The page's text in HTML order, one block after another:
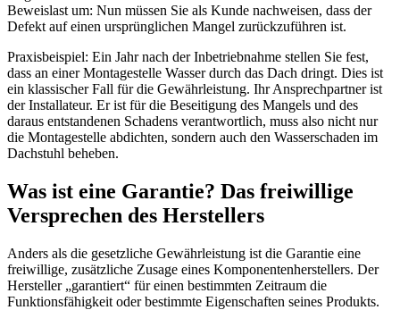
Beweislast um: Nun müssen Sie als Kunde nachweisen, dass der
Defekt auf einen ursprünglichen Mangel zurückzuführen ist.
Praxisbeispiel: Ein Jahr nach der Inbetriebnahme stellen Sie fest,
dass an einer Montagestelle Wasser durch das Dach dringt. Dies ist
ein klassischer Fall für die Gewährleistung. Ihr Ansprechpartner ist
der Installateur. Er ist für die Beseitigung des Mangels und des
daraus entstandenen Schadens verantwortlich, muss also nicht nur
die Montagestelle abdichten, sondern auch den Wasserschaden im
Dachstuhl beheben.
Was ist eine Garantie? Das freiwillige
Versprechen des Herstellers
Anders als die gesetzliche Gewährleistung ist die Garantie eine
freiwillige, zusätzliche Zusage eines Komponentenherstellers. Der
Hersteller „garantiert“ für einen bestimmten Zeitraum die
Funktionsfähigkeit oder bestimmte Eigenschaften seines Produkts.